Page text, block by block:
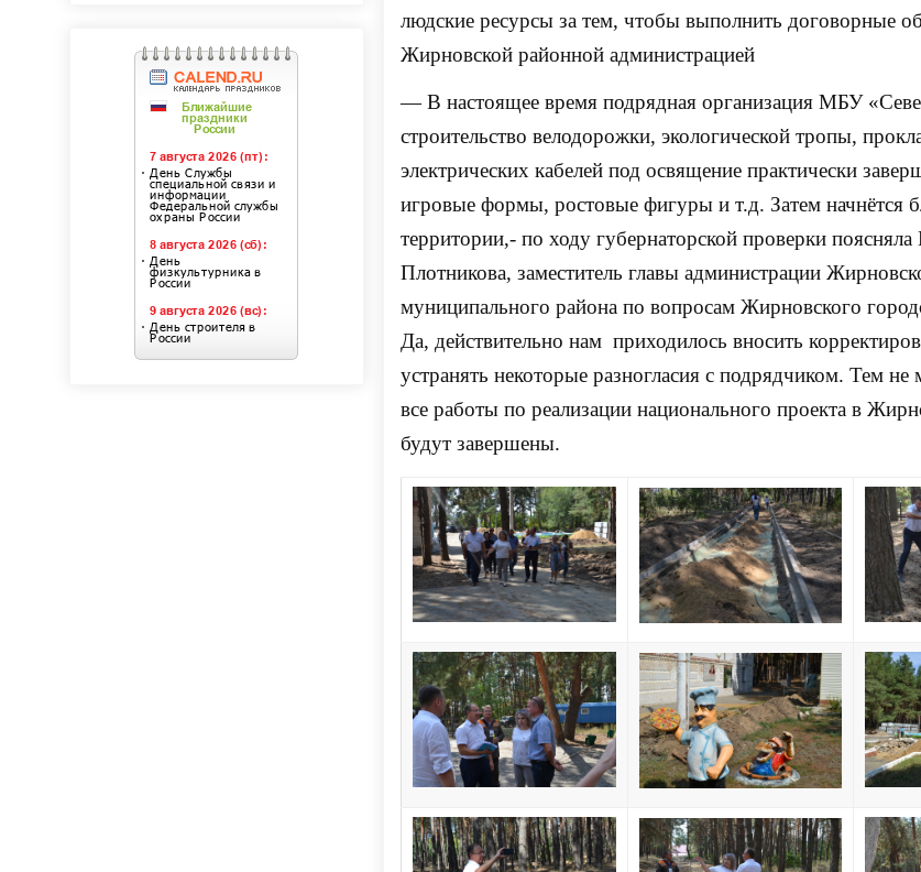
людские ресурсы за тем, чтобы выполнить договорные
Жирновской районной администрацией
— В настоящее время подрядная организация МБУ
строительство велодорожки, экологической тропы,
электрических кабелей под освящение практически
игровые формы, ростовые фигуры и т.д. Затем начнётся
территории,- по ходу губернаторской проверки поясняла
Плотникова, заместитель главы администрации
муниципального района по вопросам Жирновского
Да, действительно нам приходилось вносить
устранять некоторые разногласия с подрядчиком. Тем не
все работы по реализации национального проекта в
будут завершены.